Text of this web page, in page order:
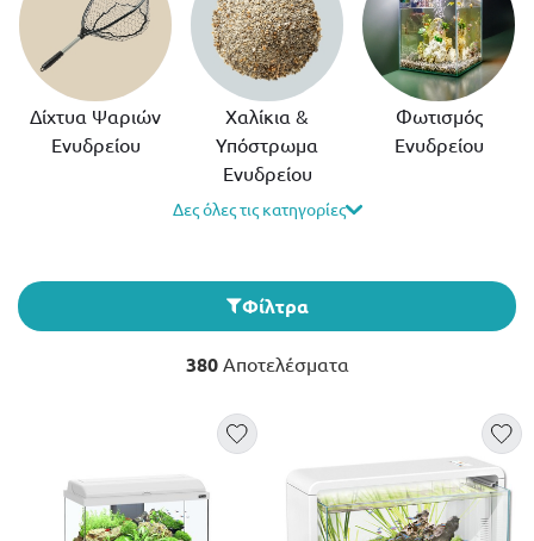
Δίχτυα Ψαριών
Ενυδρείου
Χαλίκια &
Υπόστρωμα
Ενυδρείου
Φωτισμός
Ενυδρείου
Δες όλες τις κατηγορίες
Φίλτρα
380Αποτελέσματα